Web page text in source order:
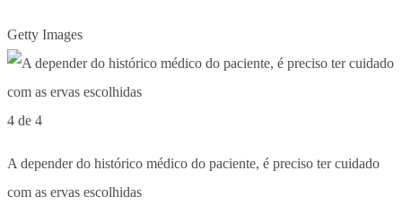
Getty Images
4 de 4
A depender do histórico médico do paciente, é preciso ter cuidado
com as ervas escolhidas